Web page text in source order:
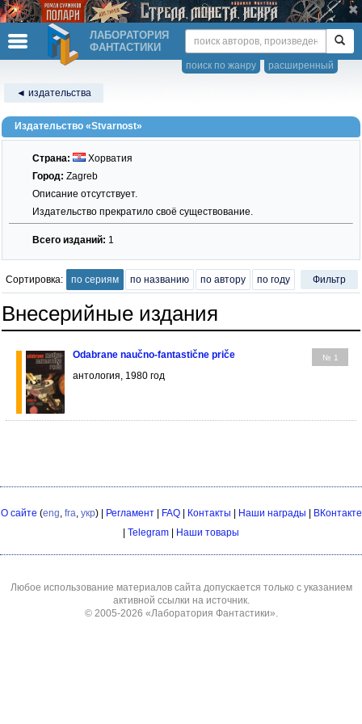
ЛАБОРАТОРИЯ
ФАНТАСТИКИ
расширенный
поиск по жанру
◄ издательства
Издательство «Stvarnost»
Страна:
Хорватия
Город: Zagreb
Описание отсутствует.
Издательство прекратило своё существование.
Всего изданий: 1
Сортировка: по сериям по названию по автору по году Фильтр
Внесерийные издания
№ 1
Odabrane naučno-fantastične priče
антология, 1980 год
О сайте (eng fra укр) | Регламент| FAQ| Контакты | Наши награды | ВКонтакте
| Telegram | Наши товары
Любое использование материалов сайта допускается только с указанием
активной ссылки на источник.
© 2005-2026 «Лаборатория Фантастики»